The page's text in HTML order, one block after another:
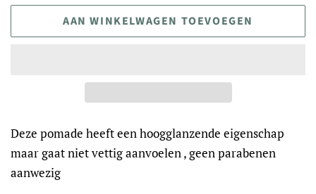
AAN WINKELWAGEN TOEVOEGEN
Deze pomade heeft een hoogglanzende eigenschap
maar gaat niet vettig aanvoelen , geen parabenen
aanwezig